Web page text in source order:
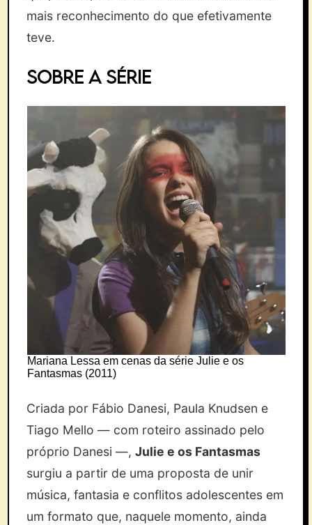
mais reconhecimento do que efetivamente
teve.
SOBRE A SÉRIE
Mariana Lessa em cenas da série Julie e os
Fantasmas (2011)
Criada por Fábio Danesi, Paula Knudsen e
Tiago Mello — com roteiro assinado pelo
próprio Danesi —,Julie e os Fantasmas
surgiu a partir de uma proposta de unir
música, fantasia e conflitos adolescentes em
um formato que, naquele momento, ainda